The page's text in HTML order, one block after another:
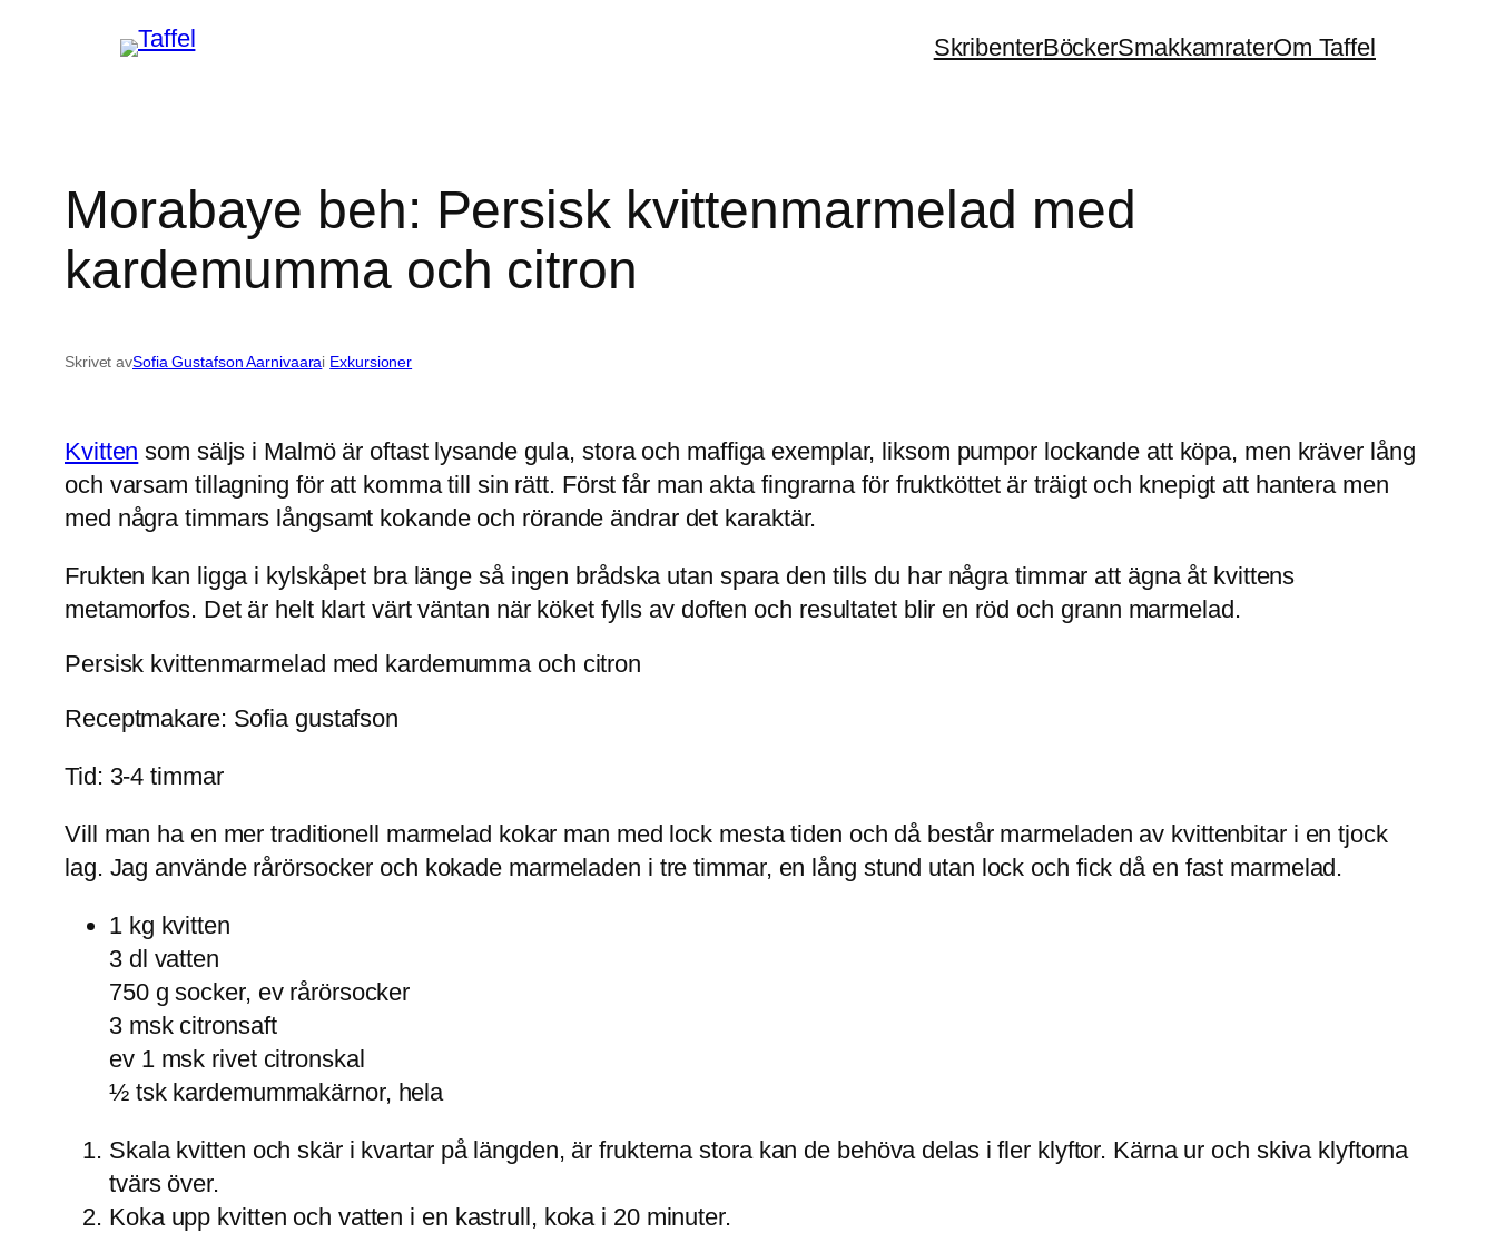
SkribenterBöckerSmakkamraterOm Taffel
Morabaye beh: Persisk kvittenmarmelad med
kardemumma och citron
Skrivet avSofia Gustafson Aarnivaarai Exkursioner
Kvitten som säljs i Malmö är oftast lysande gula, stora och maffiga exemplar, liksom pumpor lockande att köpa, men kräver lång
och varsam tillagning för att komma till sin rätt. Först får man akta fingrarna för fruktköttet är träigt och knepigt att hantera men
med några timmars långsamt kokande och rörande ändrar det karaktär.
Frukten kan ligga i kylskåpet bra länge så ingen brådska utan spara den tills du har några timmar att ägna åt kvittens
metamorfos. Det är helt klart värt väntan när köket fylls av doften och resultatet blir en röd och grann marmelad.
Persisk kvittenmarmelad med kardemumma och citron
Receptmakare: Sofia gustafson
Tid: 3-4 timmar
Vill man ha en mer traditionell marmelad kokar man med lock mesta tiden och då består marmeladen av kvittenbitar i en tjock
lag. Jag använde rårörsocker och kokade marmeladen i tre timmar, en lång stund utan lock och fick då en fast marmelad.
1 kg kvitten
3 dl vatten
750 g socker, ev rårörsocker
3 msk citronsaft
ev 1 msk rivet citronskal
½ tsk kardemummakärnor, hela
Skala kvitten och skär i kvartar på längden, är frukterna stora kan de behöva delas i fler klyftor. Kärna ur och skiva klyftorna
tvärs över.
Koka upp kvitten och vatten i en kastrull, koka i 20 minuter.